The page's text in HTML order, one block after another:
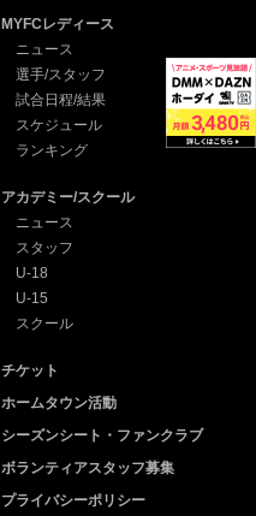
MYFCレディース
ニュース
選手/スタッフ
試合日程/結果
スケジュール
ランキング
アカデミー/スクール
ニュース
スタッフ
U-18
U-15
スクール
チケット
ホームタウン活動
シーズンシート・ファンクラブ
ボランティアスタッフ募集
プライバシーポリシー